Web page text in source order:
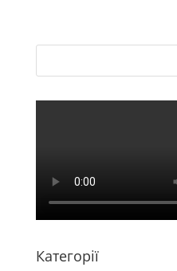
Категорії